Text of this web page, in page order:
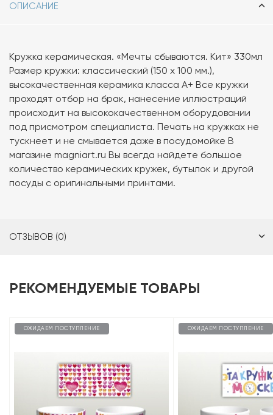
ОПИСАНИЕ
Кружка керамическая. «Мечты сбываются. Кит» 330мл
Размер кружки: классический (150 х 100 мм.),
высокачественная керамика класса А+ Все кружки
проходят отбор на брак, нанесение иллюстраций
происходит на высококачественном оборудовании
под присмотром специалиста. Печать на кружках не
тускнеет и не смывается даже в посудомойке В
магазине magniart.ru Вы всегда найдете большое
количество керамических кружек, бутылок и другой
посуды с оригинальными принтами.
ОТЗЫВОВ (0)
РЕКОМЕНДУЕМЫЕ ТОВАРЫ
ОЖИДАЕМ ПОСТУПЛЕНИЕ ОЖИДАЕМ ПОСТУПЛЕНИЕ